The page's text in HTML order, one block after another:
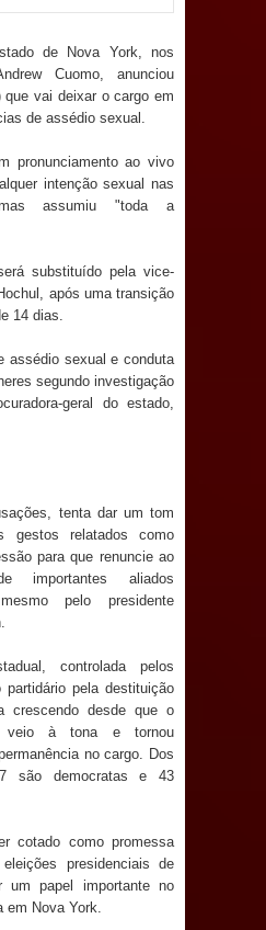
tamarindeiro e
Augusto dos
oxigênio do Estado
maneira inédita no mundo
temas polêmicos;
sobre saúde bucal
gestão municipal
do mês de julho
para Festa de
Mais de 470 próteses
de Sapé em 2026
Tradicional Festa de
de Nova York, nos
Cuomo, anunciou
que vai deixar o cargo em
de assédio sexual.
pronunciamento ao vivo
intenção sexual nas
assumiu "toda a
substituído pela vice-
após uma transição
14 dias.
assédio sexual e conduta
segundo investigação
geral do estado,
tenta dar um tom
gestos relatados como
para que renuncie ao
importantes aliados
pelo presidente
controlada pelos
pela destituição
crescendo desde que o
veio à tona e tornou
no cargo. Dos
são democratas e 43
cotado como promessa
presidenciais de
um papel importante no
em Nova York.